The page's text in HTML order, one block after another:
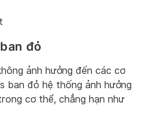
đỏ
ảnh hưởng đến các cơ
ban đỏ hệ thống ảnh hưởng
cơ thể, chẳng hạn như